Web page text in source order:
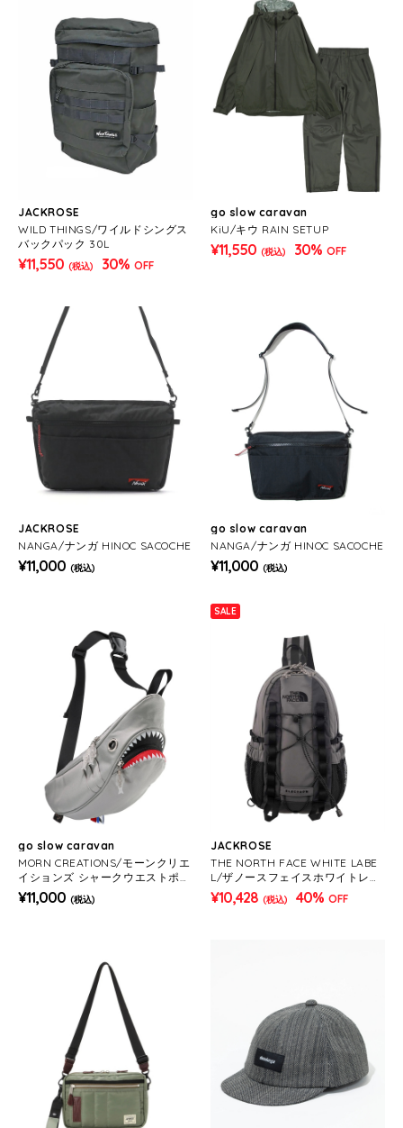
JACKROSE
WILD THINGS/ワイルドシングス
バックパック 30L
¥11,550 (税込) 30% OFF
go slow caravan
KiU/キウ RAIN SETUP
¥11,550 (税込) 30% OFF
JACKROSE
NANGA/ナンガ HINOC SACOCHE
¥11,000 (税込)
go slow caravan
NANGA/ナンガ HINOC SACOCHE
¥11,000 (税込)
go slow caravan
MORN CREATIONS/モーンクリエ
イションズ シャークウエストポー
チ 3L
¥11,000 (税込)
SALE
JACKROSE
THE NORTH FACE WHITE LABE
L/ザノースフェイスホワイトレー
ベル スーパーワンウェイ-BAG
¥10,428 (税込) 40% OFF